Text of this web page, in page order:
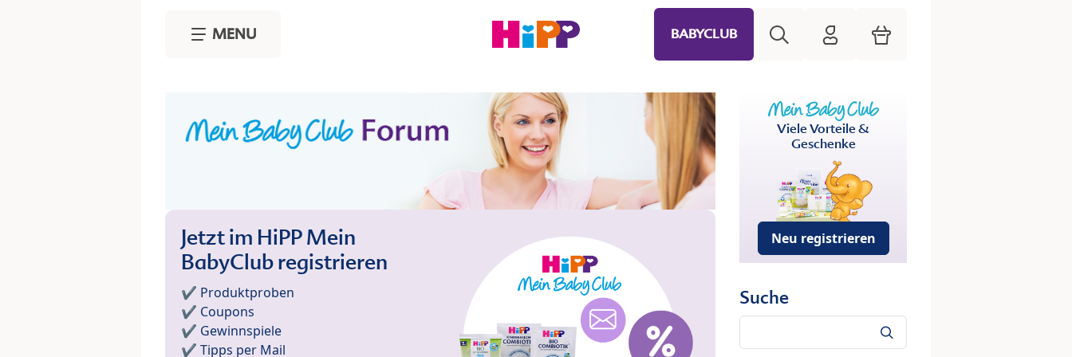
MENU BABYCLUB HiPP Mein Babyclub
Warenkorb
Jetzt im HiPP Mein
BabyClub registrieren
✔️ Produktproben
✔️ Coupons
✔️ Gewinnspiele
✔️ Tipps per Mail
Viele Vorteile &
Geschenke
Neu registrieren
Suche